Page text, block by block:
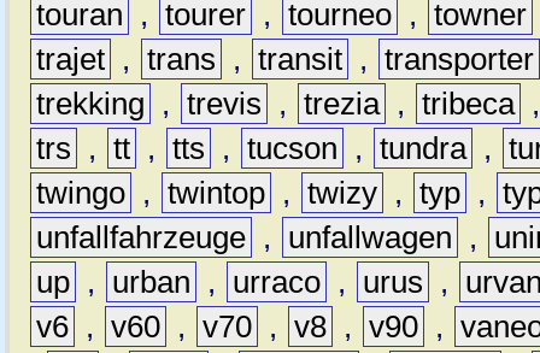
touran , tourer , tourneo , towner
trajet , trans , transit , transporter
trekking
, trevis , trezia , tribeca
trs
, tt , tts , tucson , tundra ,
twingo , twintop , twizy , typ ,
unfallfahrzeuge , unfallwagen ,
up , urban , urraco , urus ,
v6 , v60 , v70 , v8 , v90 ,